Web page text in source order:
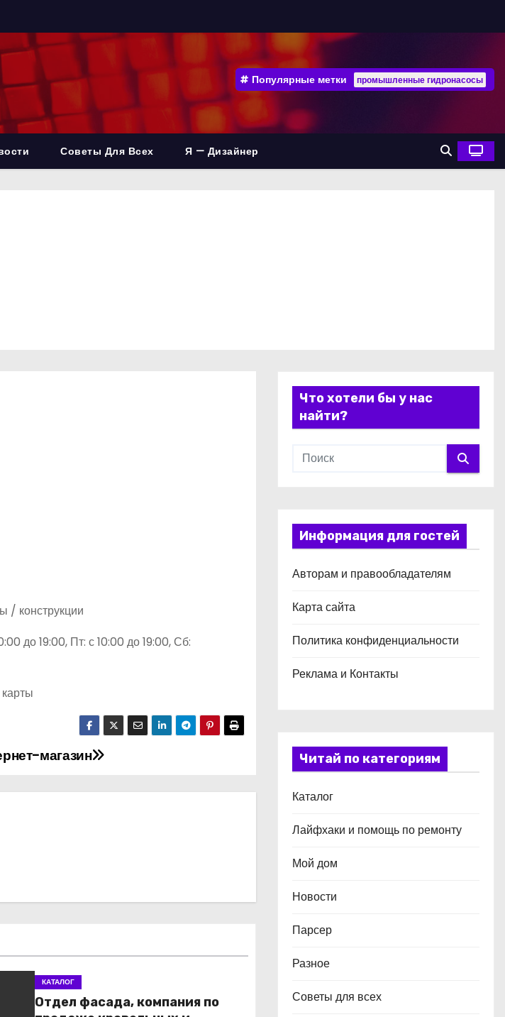
Популярные метки промышленные гидронасосы
Советы Для Всех Я — Дизайнер
/ конструкции
до 19:00, Пт: с 10:00 до 19:00, Сб:
магазин
КАТАЛОГ
Отдел фасада, компания по
Что хотели бы у нас
найти?
Информация для гостей
Авторам и правообладателям
Карта сайта
Политика конфиденциальности
Реклама и Контакты
Читай по категориям
Каталог
Лайфхаки и помощь по ремонту
Мой дом
Новости
Парсер
Разное
Советы для всех